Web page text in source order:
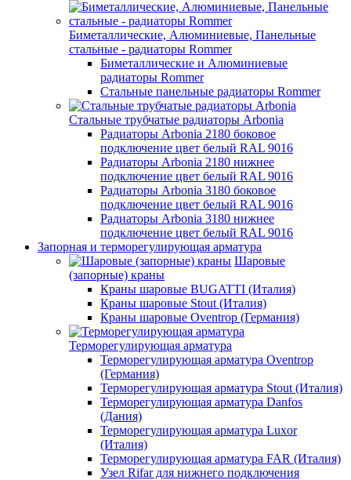
Биметаллические, Алюминиевые, Панельные
стальные - радиаторы Rommer
Биметаллические и Алюминиевые
радиаторы Rommer
Стальные панельные радиаторы Rommer
Стальные трубчатые радиаторы Arbonia
Радиаторы Arbonia 2180 боковое
подключение цвет белый RAL 9016
Радиаторы Arbonia 2180 нижнее
подключение цвет белый RAL 9016
Радиаторы Arbonia 3180 боковое
подключение цвет белый RAL 9016
Радиаторы Arbonia 3180 нижнее
подключение цвет белый RAL 9016
Запорная и терморегулирующая арматура
Шаровые
(запорные) краны
Краны шаровые BUGATTI (Италия)
Краны шаровые Stout (Италия)
Краны шаровые Oventrop (Германия)
Терморегулирующая арматура
Терморегулирующая арматура Oventrop
(Германия)
Терморегулирующая арматура Stout (Италия)
Терморегулирующая арматура Danfos
(Дания)
Терморегулирующая арматура Luxor
(Италия)
Терморегулирующая арматура FAR (Италия)
Узел Rifar для нижнего подключения